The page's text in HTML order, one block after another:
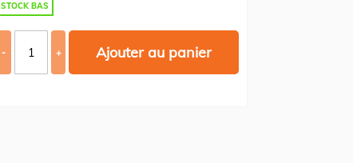
STOCK BAS
- + Ajouter au panier